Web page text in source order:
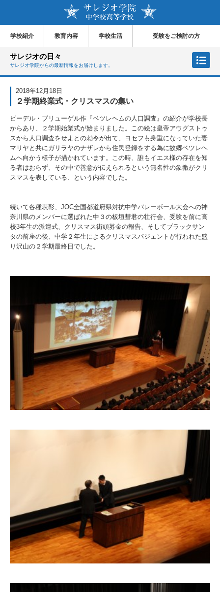
学校紹介 教育内容 学校生活 受験をご検討の方
サレジオの日々
サレジオ学院からの最新情報をお届けします。
2018年12月18日
２学期終業式・クリスマスの集い
ピーデル・ブリューゲル作『ベツレヘムの人口調査』の紹介が学校長
からあり、２学期始業式が始まりました。この絵は皇帝アウグストゥ
スから人口調査をせよとの勅令が出て、ヨセフも身重になっていた妻
マリヤと共にガリラヤのナザレから住民登録をする為に故郷ベツレヘ
ムへ向かう様子が描かれています。この時、誰もイエス様の存在を知
る者はおらず、その中で善意が伝えられるという無名性の象徴がクリ
スマスを表している、という内容でした。
続いて各種表彰、JOC全国都道府県対抗中学バレーボール大会への神
奈川県のメンバーに選ばれた中３の板垣彗君の壮行会、受験を前に高
校3年生の派遣式、クリスマス街頭募金の報告、そしてブラックサン
タの前座の後、中学２年生によるクリスマスパジェントが行われた盛
り沢山の２学期最終日でした。